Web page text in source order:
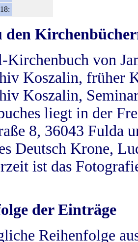
den
Kirchenbuch von
Koszalin, früher
Koszalin,
liegt in der
8, 36043 Fulda
Deutsch Krone,
ist das
der Einträge
Reihenfolge